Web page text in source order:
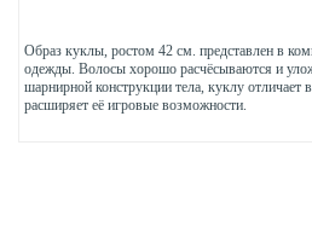
Образ куклы, ростом 42 см. представлен в
одежды. Волосы хорошо расчёсываются и
шарнирной конструкции тела, куклу отличает
расширяет её игровые возможности.